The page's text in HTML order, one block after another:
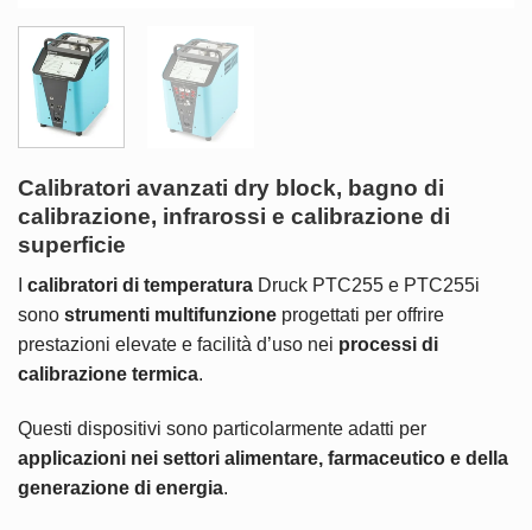
Calibratori avanzati dry block, bagno di
calibrazione, infrarossi e calibrazione di
superficie
calibratori di temperatura Druck PTC255 e PTC255i
sono strumenti multifunzione progettati per offrire
prestazioni elevate e facilità d’uso nei processi di
calibrazione termica.
Questi dispositivi sono particolarmente adatti per
applicazioni nei settori alimentare, farmaceutico e della
generazione di energia.